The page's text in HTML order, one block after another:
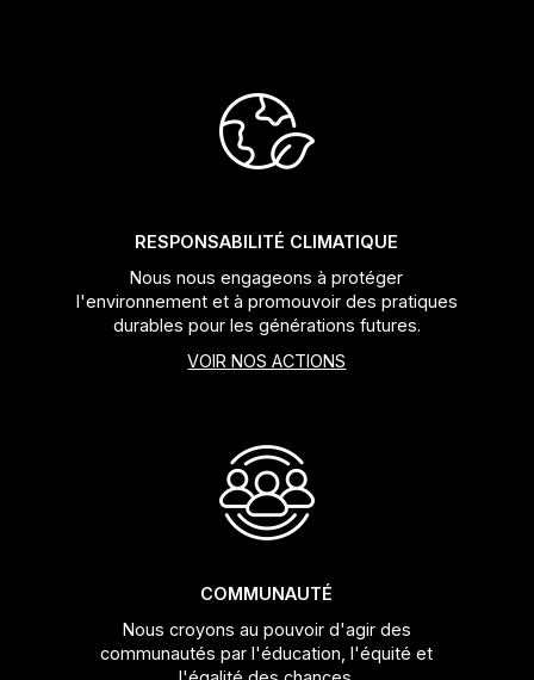
RESPONSABILITÉ CLIMATIQUE
Nous nous engageons à protéger
l'environnement et à promouvoir des pratiques
durables pour les générations futures.
VOIR NOS ACTIONS
COMMUNAUTÉ
Nous croyons au pouvoir d'agir des
communautés par l'éducation, l'équité et